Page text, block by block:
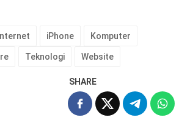
Internet iPhone Komputer
Teknologi Website
SHARE